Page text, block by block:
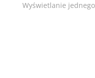
Wyświetlanie